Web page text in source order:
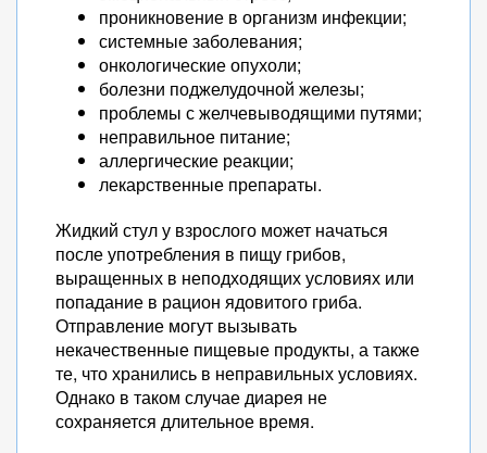
проникновение в организм инфекции;
системные заболевания;
онкологические опухоли;
болезни поджелудочной железы;
проблемы с желчевыводящими путями;
неправильное питание;
аллергические реакции;
лекарственные препараты.
Жидкий стул у взрослого может начаться
после употребления в пищу грибов,
выращенных в неподходящих условиях или
попадание в рацион ядовитого гриба.
Отправление могут вызывать
некачественные пищевые продукты, а также
те, что хранились в неправильных условиях.
Однако в таком случае диарея не
сохраняется длительное время.